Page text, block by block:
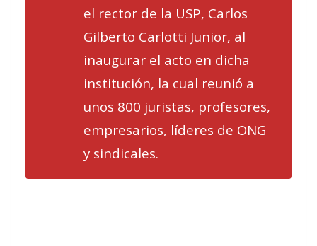
el rector de la USP, Carlos
Gilberto Carlotti Junior, al
inaugurar el acto en dicha
institución, la cual reunió a
unos 800 juristas, profesores,
empresarios, líderes de ONG
y sindicales.